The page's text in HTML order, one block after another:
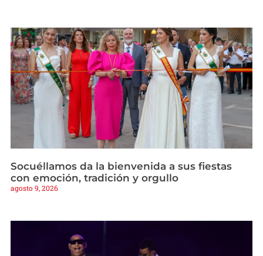
Socuéllamos da la bienvenida a sus fiestas
con emoción, tradición y orgullo
agosto 9, 2026